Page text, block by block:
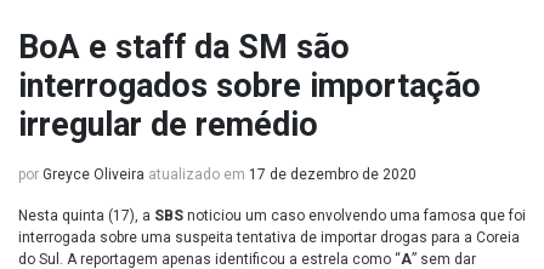
BoA e staff da SM são
interrogados sobre importação
irregular de remédio
por Greyce Oliveira atualizado em 17 de dezembro de 2020
Nesta quinta (17), a SBS noticiou um caso envolvendo uma famosa que foi
interrogada sobre uma suspeita tentativa de importar drogas para a Coreia
do Sul. A reportagem apenas identificou a estrela como “A” sem dar